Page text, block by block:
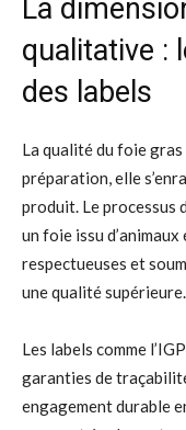
La
qualitative :
des labels
La qualité du foie gras
préparation, elle
produit. Le processus
un foie issu
respectueuses et
une qualité supérieure.
Les labels comme
garanties de
engagement durable